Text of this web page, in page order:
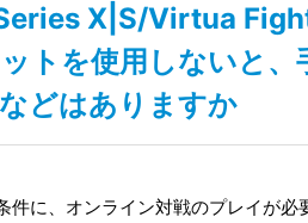
X|S/Virtua
トを使用しないと
どはありますか
件に、オンライン対戦のプレイが必